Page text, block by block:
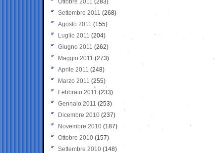
Ottobre 2011 (283)
Settembre 2011 (268)
Agosto 2011 (155)
Luglio 2011 (204)
Giugno 2011 (262)
Maggio 2011 (273)
Aprile 2011 (248)
Marzo 2011 (255)
Febbraio 2011 (233)
Gennaio 2011 (253)
Dicembre 2010 (237)
Novembre 2010 (187)
Ottobre 2010 (157)
Settembre 2010 (148)